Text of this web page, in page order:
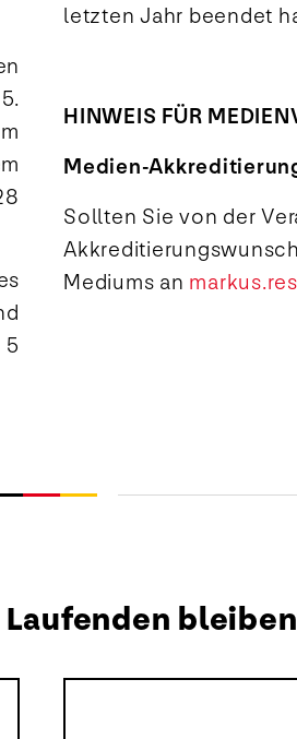
letzten Jahr beendet
HINWEIS FÜR
Medien-
Sollten Sie von der
Mediums an